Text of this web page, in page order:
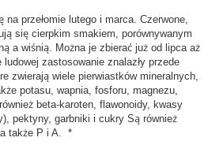
na przełomie lutego i marca. Czerwone,
się cierpkim smakiem, porównywanym
a wiśnią. Można je zbierać już od lipca aż
ludowej zastosowanie znalazły przede
zwierają wiele pierwiastków mineralnych,
potasu, wapnia, fosforu, magnezu,
beta-karoten, flawonoidy, kwasy
pektyny, garbniki i cukry Są również
a także P i A. *